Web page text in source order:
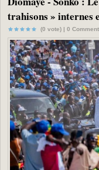
trahisons » internes
(0 vote) | 0